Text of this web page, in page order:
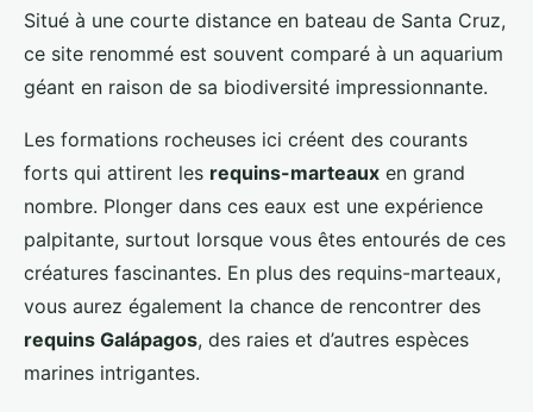
Situé à une courte distance en bateau de Santa Cruz,
ce site renommé est souvent comparé à un aquarium
géant en raison de sa biodiversité impressionnante.
Les formations rocheuses ici créent des courants
forts qui attirent les requins-marteaux en grand
nombre. Plonger dans ces eaux est une expérience
palpitante, surtout lorsque vous êtes entourés de ces
créatures fascinantes. En plus des requins-marteaux,
vous aurez également la chance de rencontrer des
requins Galápagos, des raies et d’autres espèces
marines intrigantes.